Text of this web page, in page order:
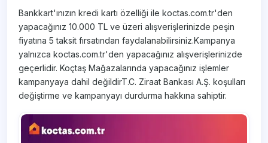
Bankkart'ınızın kredi kartı özelliği ile koctas.com.tr'den
yapacağınız 10.000 TL ve üzeri alışverişlerinizde peşin
fiyatına 5 taksit fırsatından faydalanabilirsiniz.Kampanya
yalnızca koctas.com.tr'den yapacağınız alışverişlerinizde
geçerlidir. Koçtaş Mağazalarında yapacağınız işlemler
kampanyaya dahil değildirT.C. Ziraat Bankası A.Ş. koşulları
değiştirme ve kampanyayı durdurma hakkına sahiptir.